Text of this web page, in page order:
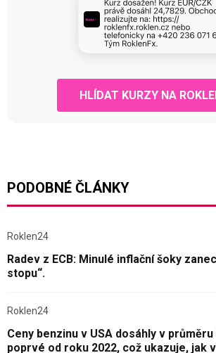
HLÍDAT KURZY NA
PODOBNÉ ČLÁNKY
Roklen24
Radev z ECB: Minulé inflační šoky
stopu“.
Roklen24
Ceny benzinu v USA dosáhly v
poprvé od roku 2022, což ukazuje, jak